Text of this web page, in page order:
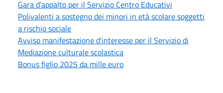
Gara d'appalto per il Servizio Centro Educativi
Polivalenti a sostegno dei minori in età scolare soggetti
a rischio sociale
Avviso manifestazione d'interesse per il Servizio di
Mediazione culturale scolastica
Bonus figlio 2025 da mille euro